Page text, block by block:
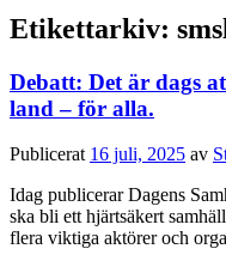
Etikettarkiv:
Debatt: Det är dags
land – för alla.
Publicerat 16 juli, 2025 av
Idag publicerar Dagens
ska bli ett hjärtsäkert
flera viktiga aktörer och